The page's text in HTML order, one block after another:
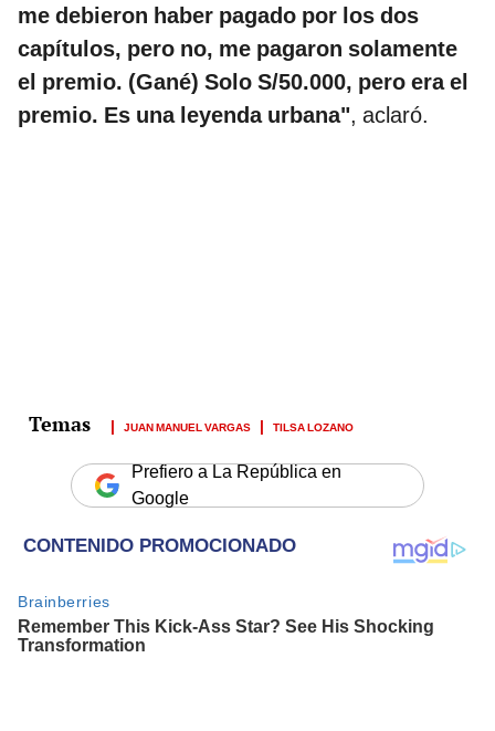
me debieron haber pagado por los dos
capítulos, pero no, me pagaron solamente
el premio. (Gané) Solo S/50.000, pero era el
premio. Es una leyenda urbana", aclaró.
JUAN MANUEL VARGAS TILSA LOZANO
Prefiero a La República en
Google